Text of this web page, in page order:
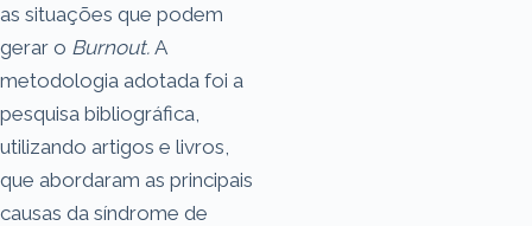
as situações que podem
gerar o Burnout. A
metodologia adotada foi a
pesquisa bibliográfica,
utilizando artigos e livros,
que abordaram as principais
causas da síndrome de